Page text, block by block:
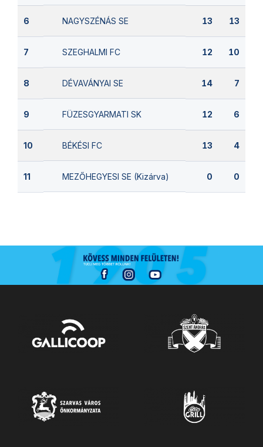
6 NAGYSZÉNÁS SE 13 13
7 SZEGHALMI FC 12 10
8 DÉVAVÁNYAI SE 14 7
9 FÜZESGYARMATI SK 12 6
10 BÉKÉSI FC 13 4
11 MEZŐHEGYESI SE (Kizárva) 0 0